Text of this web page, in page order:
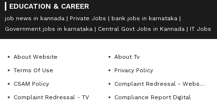
EDUCATION & CAREER
job news in kannada Private Jobs
bank jobs in karnataka
Government jobs in karnataka
Central Govt Jobs in Kannada IT Jobs
About Website
About Tv
Terms Of Use
Privacy Policy
CSAM Policy
Complaint Redressal - Website
Complaint Redressal - TV
Compliance Report Digital